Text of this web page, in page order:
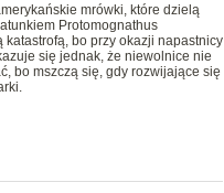
mrówki, które dzielą
Protomognathus
bo przy okazji napastnicy
się jednak, że niewolnice nie
bo mszczą się, gdy rozwijające się